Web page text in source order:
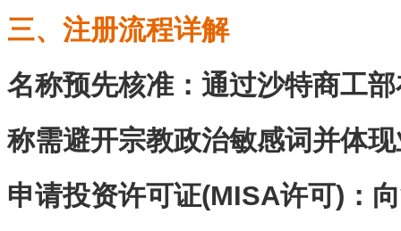
三、注册流程详解
名称预先核准‌：通过沙特商工
称需避开宗教政治敏感词并体
申请投资许可证(MISA许可)‌：